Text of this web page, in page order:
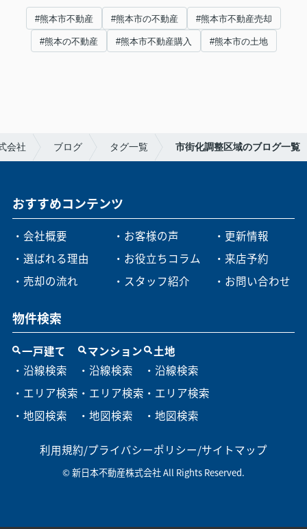
#熊本市不動産 #熊本市の不動産 #熊本市不動産売却
#熊本の不動産 #熊本市不動産購入 #熊本市の土地
会社 ブログ タグ一覧 市街化調整区域のブログ一覧
おすすめコンテンツ
・会社概要
・選ばれる理由
・売却の流れ
・お客様の声
・お役立ちコラム
・スタッフ紹介
・更新情報
・来店予約
・お問い合わせ
物件検索
一戸建て
・沿線検索
・エリア検索
・地図検索
マンション
・沿線検索
・エリア検索
・地図検索
土地
・沿線検索
・エリア検索
・地図検索
利用規約/プライバシーポリシー/サイトマップ
© 新日本不動産株式会社 All Rights Reserved.